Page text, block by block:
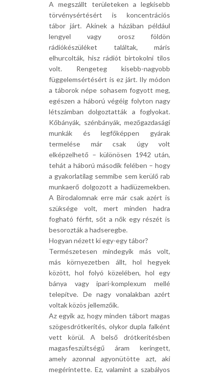
A megszállt területeken a legkisebb
törvénysértésért is koncentrációs
tábor járt. Akinek a házában például
lengyel vagy orosz földön
rádiókészüléket találtak, máris
elhurcolták, hisz rádiót birtokolni tilos
volt. Rengeteg kisebb-nagyobb
függelemsértésért is ez járt. Ily módon
a táborok népe sohasem fogyott meg,
egészen a háború végéig folyton nagy
létszámban dolgoztatták a foglyokat.
Kőbányák, szénbányák, mezőgazdasági
munkák és legfőképpen gyárak
termelése már csak úgy volt
elképzelhető – különösen 1942 után,
tehát a háború második felében – hogy
a gyakorlatilag semmibe sem kerülő rab
munkaerő dolgozott a hadiüzemekben.
A Birodalomnak erre már csak azért is
szüksége volt, mert minden hadra
fogható férfit, sőt a nők egy részét is
besorozták a hadseregbe.
Hogyan nézett ki egy-egy tábor?
Természetesen mindegyik más volt,
más környezetben állt, hol hegyek
között, hol folyó közelében, hol egy
bánya vagy ipari-komplexum mellé
telepítve. De nagy vonalakban azért
voltak közös jellemzőik.
Az egyik az, hogy minden tábort magas
szögesdrótkerítés, olykor dupla falként
vett körül. A belső drótkerítésben
magasfeszültségű áram keringett,
amely azonnal agyonütötte azt, aki
megérintette. Ez, valamint a szabályos